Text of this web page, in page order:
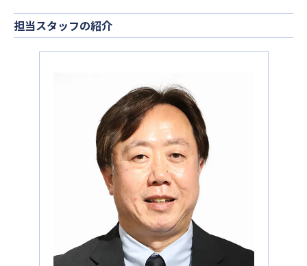
担当スタッフの紹介